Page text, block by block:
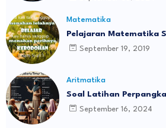
Matematika
Pelajaran Matematika
September 19, 2019
Aritmatika
Soal Latihan
September 16, 2024